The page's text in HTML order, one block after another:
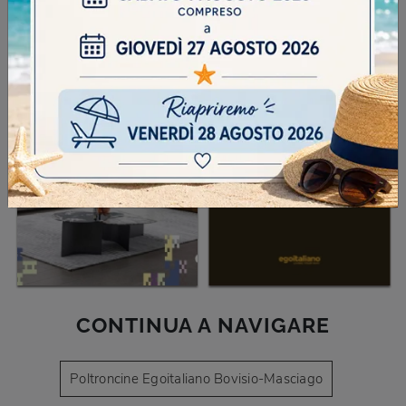
CONTINUA A NAVIGARE
Poltroncine Egoitaliano Bovisio-Masciago